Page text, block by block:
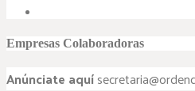
Empresas Colaboradoras
Anúnciate aquí